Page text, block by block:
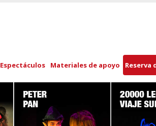
Espectáculos Materiales de apoyo Reserva